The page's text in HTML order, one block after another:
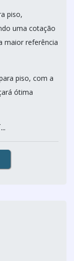
piso,
uma cotação
maior referência
piso, com a
ótima